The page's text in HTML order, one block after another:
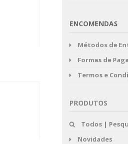
ENCOMENDAS
Métodos de
Formas de
Termos e
PRODUTOS
Todos |
Novidades